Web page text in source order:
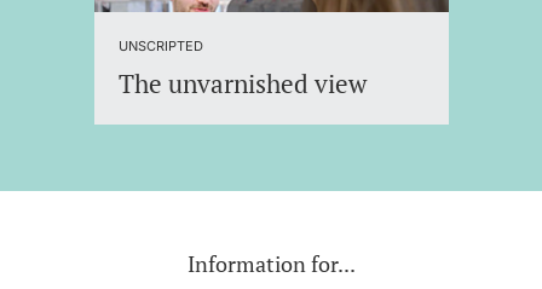
UNSCRIPTED
The unvarnished view
Information for...